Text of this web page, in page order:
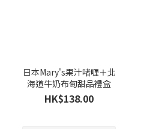
日本Mary's果汁啫喱＋北
海道牛奶布甸甜品禮盒
HK$138.00